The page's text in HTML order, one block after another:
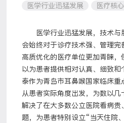
医学行业迅猛发展 医疗核心
医学行业迅猛发展，技术
会始终对于诊疗技术强、管理
高质优化的医疗单位更加青睐
以为患者提供相对认真、细致
泰作为青岛市耳鼻喉国家临床重
从患者实际角度出发，为数以
解决了在大多数公立医院看病贵
题，为患者特别设立“当天住院